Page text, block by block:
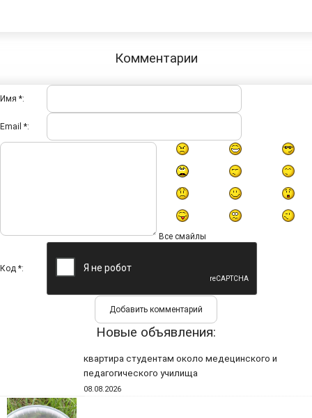
Комментарии
Имя *:
Email *:
Все смайлы
Код *:
Новые объявления:
квартира студентам около медецинского и
педагогического училища
08.08.2026